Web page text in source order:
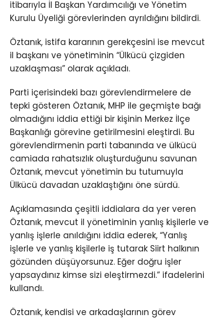
itibarıyla İl Başkan Yardımcılığı ve Yönetim
Kurulu Üyeliği görevlerinden ayrıldığını bildirdi.
Öztanık, istifa kararının gerekçesini ise mevcut
il başkanı ve yönetiminin “Ülkücü çizgiden
uzaklaşması” olarak açıkladı.
Parti içerisindeki bazı görevlendirmelere de
tepki gösteren Öztanık, MHP ile geçmişte bağı
olmadığını iddia ettiği bir kişinin Merkez İlçe
Başkanlığı görevine getirilmesini eleştirdi. Bu
görevlendirmenin parti tabanında ve ülkücü
camiada rahatsızlık oluşturduğunu savunan
Öztanık, mevcut yönetimin bu tutumuyla
Ülkücü davadan uzaklaştığını öne sürdü.
Açıklamasında çeşitli iddialara da yer veren
Öztanık, mevcut il yönetiminin yanlış kişilerle ve
yanlış işlerle anıldığını iddia ederek, “Yanlış
işlerle ve yanlış kişilerle iş tutarak Siirt halkının
gözünden düşüyorsunuz. Eğer doğru işler
yapsaydınız kimse sizi eleştirmezdi.” ifadelerini
kullandı.
Öztanık, kendisi ve arkadaşlarının görev